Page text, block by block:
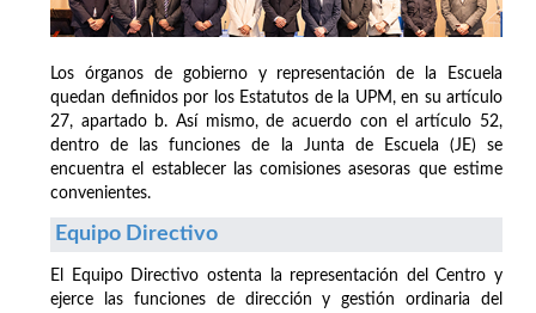
Los órganos de gobierno y representación de la Escuela
quedan definidos por los Estatutos de la UPM, en su artículo
27, apartado b. Así mismo, de acuerdo con el artículo 52,
dentro de las funciones de la Junta de Escuela (JE) se
encuentra el establecer las comisiones asesoras que estime
convenientes.
Equipo Directivo
El Equipo Directivo ostenta la representación del Centro y
ejerce las funciones de dirección y gestión ordinaria del